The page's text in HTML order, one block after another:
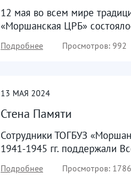
12 мая во всем мире
«Моршанская ЦРБ»
Подробнее Просмотров: 992
13 МАЯ 2024
Стена Памяти
Сотрудники ТОГБУЗ
1941-1945 гг. поддержали
Подробнее Просмотров: 1786